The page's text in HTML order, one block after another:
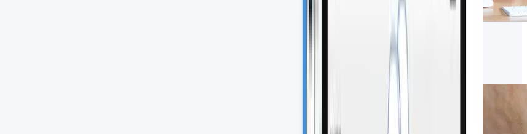
15選を比較｜機能や導入メリット、